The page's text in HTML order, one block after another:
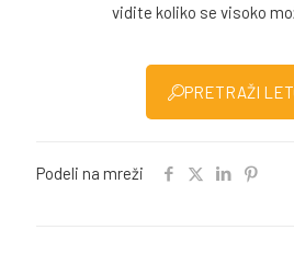
vidite koliko se visoko
PRETRAŽI
Podeli na mreži